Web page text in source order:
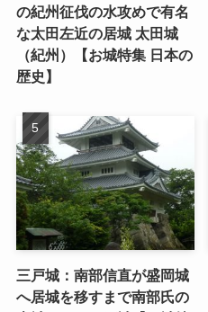
の紀州征伐の水攻めで有名
な太田左近の居城 太田城
（紀州）【お城特集 日本の
歴史】
三戸城：南部信直が盛岡城
へ居城を移すまで南部氏の